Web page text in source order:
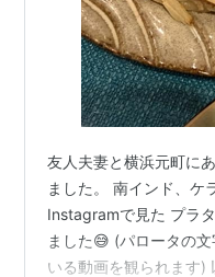
友人夫妻と横浜元町に
ました。 南インド、ケ
Instagramで見た プラ
ました😅 (パロータの
いる動画を観られます)